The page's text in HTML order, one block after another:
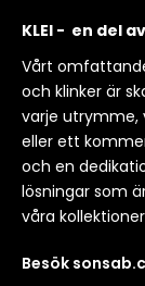
KLEI - en del
Vårt
och klinker är
varje utrymme,
eller ett
och en
lösningar som
våra
Besök